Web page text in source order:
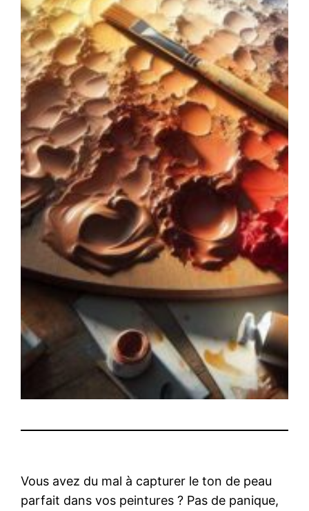
Vous avez du mal à capturer le ton de peau
parfait dans vos peintures ? Pas de panique,